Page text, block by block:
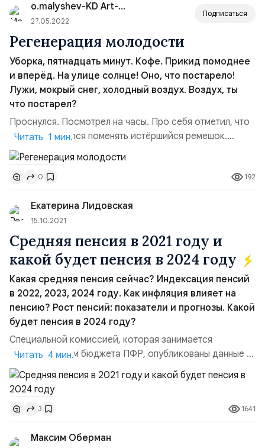
o.malyshev-KD Art-Lit terapiya
27.05.2022
Подписаться
Регенерация молодости
Уборка, пятнадцать минут. Кофе. Прикид помоднее
и вперёд. На улице солнце! Оно, что постарело!
Лужи, мокрый снег, холодный воздух. Воздух, ты
что постарел?
Проснулся. Посмотрел на часы. Про себя отметил, что
давно собирался поменять истёршийся ремешок.
Сегодня выходной, бежать никуда не надо. Но всё
равно пора вставать. Застилаю кровать. Достало, и тут
дерматин протёрся. Вот ведь мебель делают, и
машины, и самолёты… Пошёл завтракать. Яичница из
трёх яиц, булка, кофе. Всё, как всегда. А кофе, однако,
подоро...
Читать 1 мин.
0 192
Екатерина Лидовская
15.10.2021
Средняя пенсия в 2021 году и
какой будет пенсия в 2024 году
Какая средняя пенсия сейчас? Индексация пенсий
в 2022, 2023, 2024 году. Как инфляция влияет на
пенсию? Рост пенсий: показатели и прогнозы. Какой
будет пенсия в 2024 году?
Специальной комиссией, которая занимается
рассмотрением бюджета ПФР, опубликованы данные о
предстоящих изменениях в выплатах пенсионерам. В
этих материалах указывается, какой будет пенсия в
2024 году и что ожидает пенсионеров в ближайшее
время.Индексация пенсий: на сколько вырастут
платежи?. Согласно информации комиссии,
предусмотрена индексация пенсий ...
Читать 4 мин.
3 1641
Максим Оберман